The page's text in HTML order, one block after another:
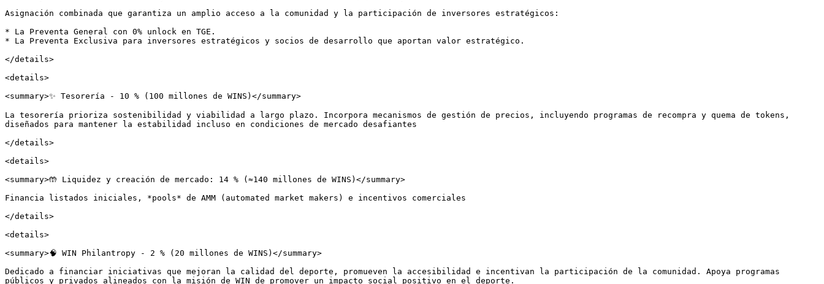
Asignación combinada que garantiza un amplio acceso a la comunidad y la participación de inversores estratégicos:
* La Preventa General con 0% unlock en TGE.
* La Preventa Exclusiva para inversores estratégicos y socios de desarrollo que aportan valor estratégico.
</details>
<details>
<summary>✨ Tesorería - 10 % (100 millones de WINS)</summary>
La tesorería prioriza sostenibilidad y viabilidad a largo plazo. Incorpora mecanismos de gestión de precios, incluyendo programas de recompra y quema de tokens,
diseñados para mantener la estabilidad incluso en condiciones de mercado desafiantes
</details>
<details>
<summary>🤲 Liquidez y creación de mercado: 14 % (≈140 millones de WINS)</summary>
Financia listados iniciales, *pools* de AMM (automated market makers) e incentivos comerciales
</details>
<details>
<summary>🧠 WIN Philantropy - 2 % (20 millones de WINS)</summary>
Dedicado a financiar iniciativas que mejoran la calidad del deporte, promueven la accesibilidad e incentivan la participación de la comunidad. Apoya programas
públicos y privados alineados con la misión de WIN de promover un impacto social positivo en el deporte.